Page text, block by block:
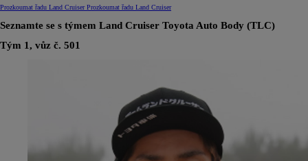
Prozkoumat řadu Land CruiserProzkoumat řadu Land Cruiser
Seznamte se s týmem Land Cruiser Toyota Auto Body (TLC)
Tým 1, vůz č. 501